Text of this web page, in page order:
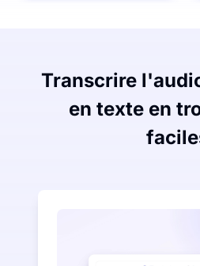
Transcrire
en texte en